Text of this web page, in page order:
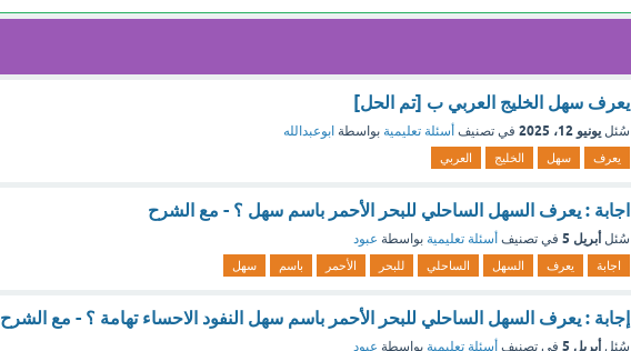
يعرف سهل الخليج العربي ب [تم الحل]
سُئل يونيو 12، 2025 في تصنيف أسئلة تعليمية بواسطة ابوعبدالله
يعرف سهل الخليج العربي
اجابة : يعرف السهل الساحلي للبحر الأحمر باسم سهل ؟ - مع الشرح
سُئل أبريل 5 في تصنيف أسئلة تعليمية بواسطة عبود
اجابة يعرف السهل الساحلي للبحر الأحمر باسم سهل
إجابة : يعرف السهل الساحلي للبحر الأحمر باسم سهل النفود الاحساء تهامة ؟ - مع الشرح
سُئل أبريل 5 في تصنيف أسئلة تعليمية بواسطة عبود